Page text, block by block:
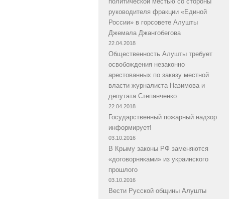
руководителя фракции «Единой
России» в горсовете Алушты
Джемала Джангобегова
22.04.2018
Общественность Алушты требует
освобождения незаконно
арестованных по заказу местной
власти журналиста Назимова и
депутата Степанченко
22.04.2018
Государственный пожарный надзор
информирует!
03.10.2016
В Крыму законы РФ заменяются
«договорняками» из украинского
прошлого
03.10.2016
Вести Русской общины Алушты